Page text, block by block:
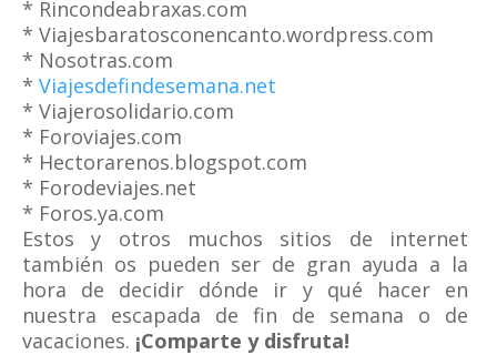
* Rincondeabraxas.com
* Viajesbaratosconencanto.wordpress.com
* Nosotras.com
* Viajesdefindesemana.net
* Viajerosolidario.com
* Foroviajes.com
* Hectorarenos.blogspot.com
* Forodeviajes.net
* Foros.ya.com
Estos y otros muchos sitios de internet
también os pueden ser de gran ayuda a la
hora de decidir dónde ir y qué hacer en
nuestra escapada de fin de semana o de
vacaciones. ¡Comparte y disfruta!